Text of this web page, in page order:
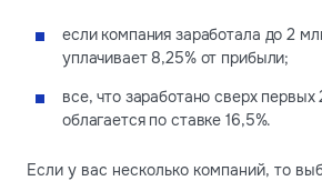
если компания заработала до 2
уплачивает 8,25% от прибыли;
все, что заработано сверх первых
облагается по ставке 16,5%.
Если у вас несколько компаний, то